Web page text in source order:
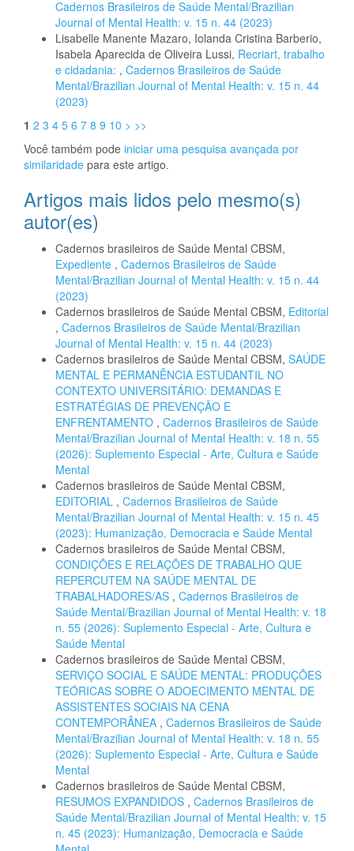
Cadernos Brasileiros de Saúde Mental/Brazilian
Journal of Mental Health: v. 15 n. 44 (2023)
Lisabelle Manente Mazaro, Iolanda Cristina Barberio,
Isabela Aparecida de Oliveira Lussi, Recriart, trabalho
e cidadania: , Cadernos Brasileiros de Saúde
Mental/Brazilian Journal of Mental Health: v. 15 n. 44
(2023)
1 2 3 4 5 6 7 8 9 10 > >>
Você também pode iniciar uma pesquisa avançada por
similaridade para este artigo.
Artigos mais lidos pelo mesmo(s)
autor(es)
Cadernos brasileiros de Saúde Mental CBSM,
Expediente , Cadernos Brasileiros de Saúde
Mental/Brazilian Journal of Mental Health: v. 15 n. 44
(2023)
Cadernos brasileiros de Saúde Mental CBSM, Editorial
, Cadernos Brasileiros de Saúde Mental/Brazilian
Journal of Mental Health: v. 15 n. 44 (2023)
Cadernos brasileiros de Saúde Mental CBSM, SAÚDE
MENTAL E PERMANÊNCIA ESTUDANTIL NO
CONTEXTO UNIVERSITÁRIO: DEMANDAS E
ESTRATÉGIAS DE PREVENÇÃO E
ENFRENTAMENTO , Cadernos Brasileiros de Saúde
Mental/Brazilian Journal of Mental Health: v. 18 n. 55
(2026): Suplemento Especial - Arte, Cultura e Saúde
Mental
Cadernos brasileiros de Saúde Mental CBSM,
EDITORIAL , Cadernos Brasileiros de Saúde
Mental/Brazilian Journal of Mental Health: v. 15 n. 45
(2023): Humanização, Democracia e Saúde Mental
Cadernos brasileiros de Saúde Mental CBSM,
CONDIÇÕES E RELAÇÕES DE TRABALHO QUE
REPERCUTEM NA SAÚDE MENTAL DE
TRABALHADORES/AS , Cadernos Brasileiros de
Saúde Mental/Brazilian Journal of Mental Health: v. 18
n. 55 (2026): Suplemento Especial - Arte, Cultura e
Saúde Mental
Cadernos brasileiros de Saúde Mental CBSM,
SERVIÇO SOCIAL E SAÚDE MENTAL: PRODUÇÕES
TEÓRICAS SOBRE O ADOECIMENTO MENTAL DE
ASSISTENTES SOCIAIS NA CENA
CONTEMPORÂNEA , Cadernos Brasileiros de Saúde
Mental/Brazilian Journal of Mental Health: v. 18 n. 55
(2026): Suplemento Especial - Arte, Cultura e Saúde
Mental
Cadernos brasileiros de Saúde Mental CBSM,
RESUMOS EXPANDIDOS , Cadernos Brasileiros de
Saúde Mental/Brazilian Journal of Mental Health: v. 15
n. 45 (2023): Humanização, Democracia e Saúde